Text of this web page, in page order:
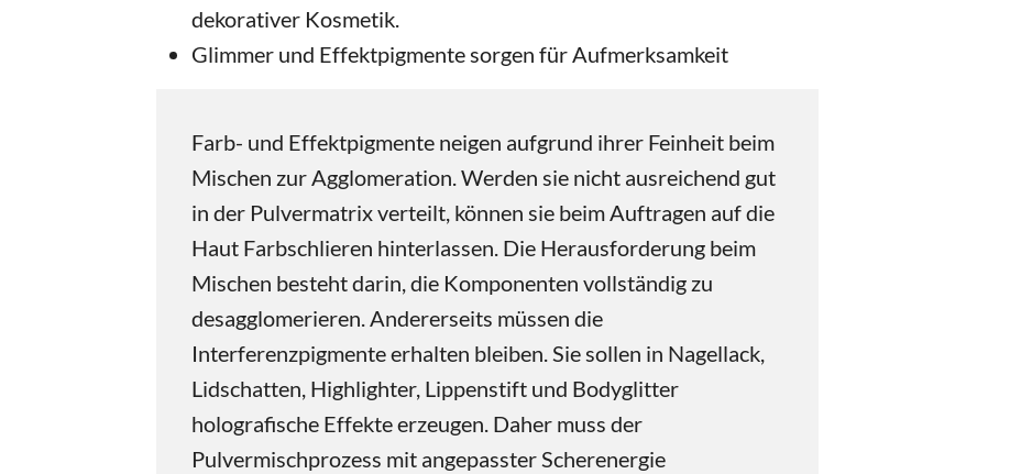
dekorativer Kosmetik.
Glimmer und Effektpigmente sorgen für Aufmerksamkeit
Farb- und Effektpigmente neigen aufgrund ihrer Feinheit beim
Mischen zur Agglomeration. Werden sie nicht ausreichend gut
in der Pulvermatrix verteilt, können sie beim Auftragen auf die
Haut Farbschlieren hinterlassen. Die Herausforderung beim
Mischen besteht darin, die Komponenten vollständig zu
desagglomerieren. Andererseits müssen die
Interferenzpigmente erhalten bleiben. Sie sollen in Nagellack,
Lidschatten, Highlighter, Lippenstift und Bodyglitter
holografische Effekte erzeugen. Daher muss der
Pulvermischprozess mit angepasster Scherenergie